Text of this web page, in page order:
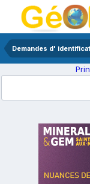
Demandes d'